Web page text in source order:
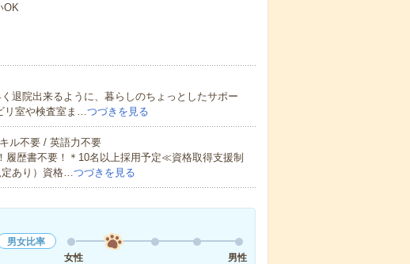
OK
退院出来るように、暮らしのちょっとしたサポー
リ室や検査室ま…つづきを見る
ル不要 / 英語力不要
履歴書不要！＊10名以上採用予定≪資格取得支援制
あり）資格…つづきを見る
男女比率
女性
男性